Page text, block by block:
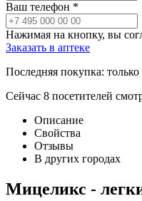
Ваш телефон *
Нажимая на кнопку, вы
Заказать в аптеке
Последняя покупка: только
Сейчас 8 посетителей
Описание
Свойства
Отзывы
В других городах
Мицеликс -